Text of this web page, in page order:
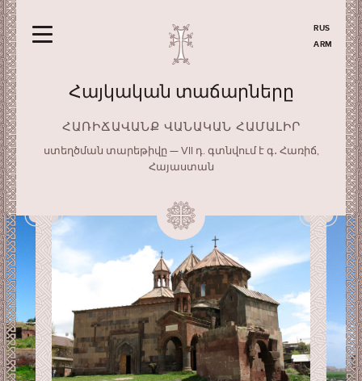
RUS
ARM
Հայկական տաճարները
ՀԱՌԻՃԱՎԱՆՔ ՎԱՆԱԿԱՆ ՀԱՄԱԼԻՐ
ստեղծման տարեթիվը — VII դ. գտնվում է գ․ Հառիճ,
Հայաստան